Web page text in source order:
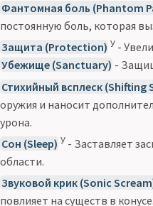
Фантомная боль (Phantom
постоянную боль, которая
Защита (Protection) У -
Убежище (Sanctuary) -
Стихийный всплеск (Shifting
оружия и наносит
урона.
Сон (Sleep) У - Заставляет
области.
Звуковой крик (Sonic
повлияет на существ в конусе.